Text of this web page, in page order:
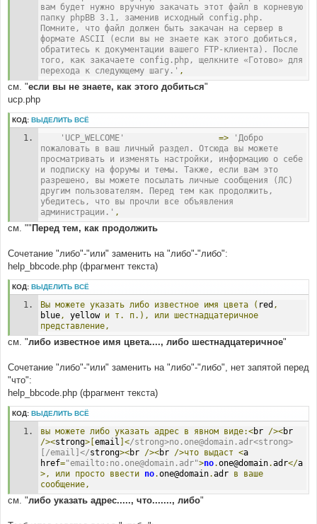
вам будет нужно вручную закачать этот файл в корневую
папку phpBB 3.1, заменив исходный config.php.
Помните, что файл должен быть закачан на сервер в
формате ASCII (если вы не знаете как этого добиться,
обратитесь к документации вашего FTP-клиента). После
того, как закачаете config.php, щелкните «Готово» для
перехода к следующему шагу.' ,
см. "если вы не знаете, как этого добиться"
ucp.php
КОД: ВЫДЕЛИТЬ ВСЁ
'UCP_WELCOME' =>
'Добро
пожаловать в ваш личный раздел. Отсюда вы можете
просматривать и изменять настройки, информацию о себе
и подписку на форумы и темы. Также, если вам это
разрешено, вы можете посылать личные сообщения (ЛС)
другим пользователям. Перед тем как продолжить,
убедитесь, что вы прочли все объявления
администрации.' ,
см. "" Перед тем, как продолжить
Сочетание "либо"-"или" заменить на "либо"-"либо":
help_bbcode.php (фрагмент текста)
КОД: ВЫДЕЛИТЬ ВСЁ
Вы можете указать либо известное имя цвета ( red ,
blue, yellow и т. п.), или шестнадцатеричное
представление,
см. "либо известное имя цвета...., либо шестнадцатеричное"
Сочетание "либо"-"или" заменить на "либо"-"либо", нет запятой перед
"что":
help_bbcode.php (фрагмент текста)
КОД: ВЫДЕЛИТЬ ВСЁ
вы можете либо указать адрес в явном виде:<br /><
/><strong>[email ]</strong>no.one@domain.adr<strong>
[/email]</strong><br /><br />что выдаст <a
href="emailto:no.one@domain.adr">no.one@domain.adr</a
>,
или просто ввести no.one@domain.adr в
ваше
сообщение,
см. "либо указать адрес....., что......., либо"